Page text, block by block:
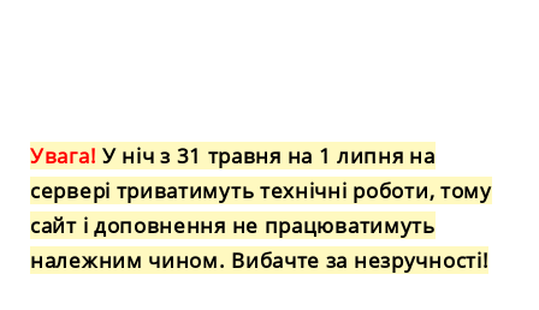
Увага! У ніч з 31 травня на 1 липня на
сервері триватимуть технічні роботи, тому
сайт і доповнення не працюватимуть
належним чином. Вибачте за незручності!